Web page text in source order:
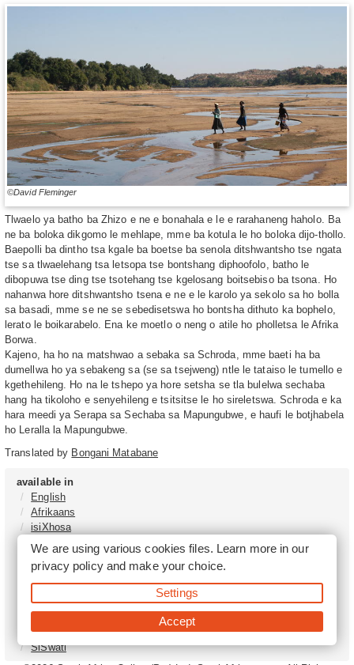
©David Fleminger
Tlwaelo ya batho ba Zhizo e ne e bonahala e le e rarahaneng haholo. Ba
ne ba boloka dikgomo le mehlape, mme ba kotula le ho boloka dijo-thollo.
Baepolli ba dintho tsa kgale ba boetse ba senola ditshwantsho tse ngata
tse sa tlwaelehang tsa letsopa tse bontshang diphoofolo, batho le
dibopuwa tse ding tse tsotehang tse kgelosang boitsebiso ba tsona. Ho
nahanwa hore ditshwantsho tsena e ne e le karolo ya sekolo sa ho bolla
sa basadi, mme se ne se sebedisetswa ho bontsha dithuto ka bophelo,
lerato le boikarabelo. Ena ke moetlo o neng o atile ho pholletsa le Afrika
Borwa.
Kajeno, ha ho na matshwao a sebaka sa Schroda, mme baeti ha ba
dumellwa ho ya sebakeng sa (se sa tsejweng) ntle le tataiso le tumello e
kgethehileng. Ho na le tshepo ya hore setsha se tla bulelwa sechaba
hang ha tikoloho e senyehileng e tsitsitse le ho sireletswa. Schroda e ka
hara meedi ya Serapa sa Sechaba sa Mapungubwe, e haufi le botjhabela
ho Leralla la Mapungubwe.
Translated by Bongani Matabane
available in
English
Afrikaans
isiXhosa
isiZulu
Tshivenḓa
Sepedi
isiNdebele
Setswana
SiSwati
We are using various cookies files. Learn more in our
privacy policyand make your choice.
Settings
Accept